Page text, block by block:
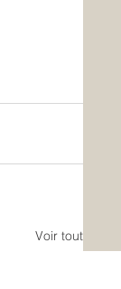
Voir tout